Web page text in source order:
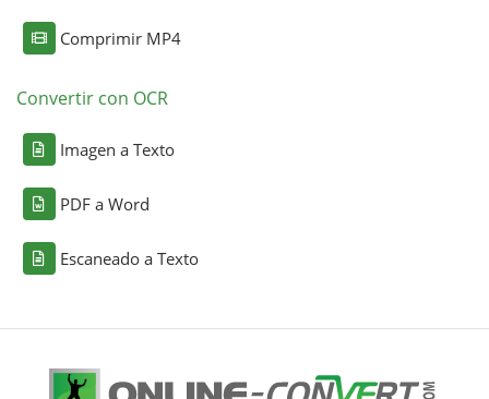
Comprimir MP4
Convertir con OCR
Imagen a Texto
PDF a Word
Escaneado a Texto